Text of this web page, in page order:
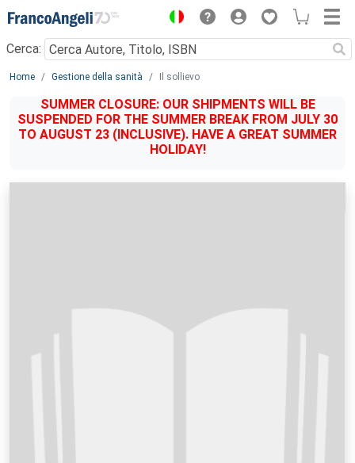
Menu
Cerca:
Main content
Home Gestione della sanità Il sollievo
SUMMER CLOSURE: OUR SHIPMENTS WILL BE
SUSPENDED FOR THE SUMMER BREAK FROM JULY 30
TO AUGUST 23 (INCLUSIVE). HAVE A GREAT SUMMER
HOLIDAY!